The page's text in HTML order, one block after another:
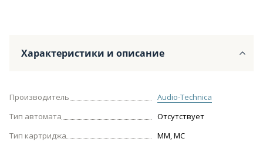
Характеристики и описание
Производитель
Audio-Technica
Тип автомата
Отсутствует
Тип картриджа
MM, MC